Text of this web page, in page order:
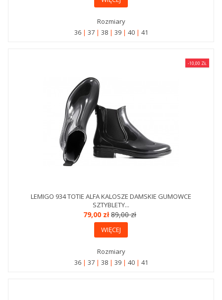
Rozmiary
36
37 38 39 40 41
-10,00 ZŁ
LEMIGO 934 TOTIE ALFA KALOSZE DAMSKIE GUMOWCE
SZTYBLETY...
79,00 zł89,00 zł
WIĘCEJ
Rozmiary
36
37 38 39 40 41